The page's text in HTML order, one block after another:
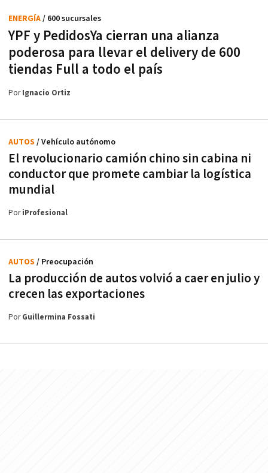
YPF y PedidosYa cierran una alianza
poderosa para llevar el delivery de 600
tiendas Full a todo el país
ENERGÍA/ 600 sucursales
PorIgnacio Ortiz
El revolucionario camión chino sin cabina ni
conductor que promete cambiar la logística
mundial
AUTOS / Vehículo autónomo
PoriProfesional
La producción de autos volvió a caer en julio y
crecen las exportaciones
AUTOS / Preocupación
PorGuillermina Fossati